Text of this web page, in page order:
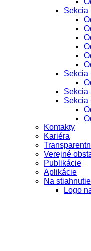
Sekcia
Sekcia
Sekcia
Sekcia
Kontakty
Kariéra
Verejné
Publikácie
Aplikácie
Na stiahnutie
Logo